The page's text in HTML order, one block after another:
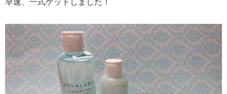
早速、一式ゲットしました！